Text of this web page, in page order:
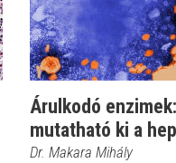
Árulkodó
mutatható ki a
Dr. Makara Mihály